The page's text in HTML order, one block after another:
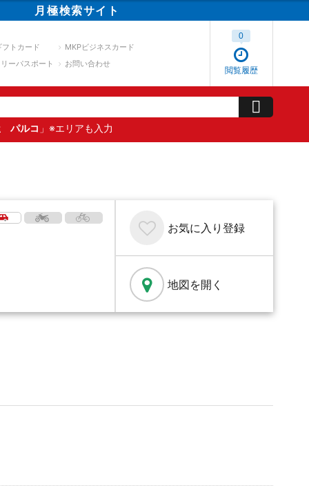
月極検索サイト
フトカード
MKPビジネスカード
ーパスポート
お問い合わせ
閲覧履歴
0
パルコ 」※エリアも入力
お気に入り 登録
地図を開く